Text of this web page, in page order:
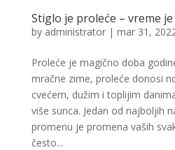
Stiglo je proleće – vreme
by administrator| mar 31,
Proleće je magično doba
mračne zime, proleće donosi
cvećem, dužim i toplijim
više sunca. Jedan od najboljih
promenu je promena vaših
često...